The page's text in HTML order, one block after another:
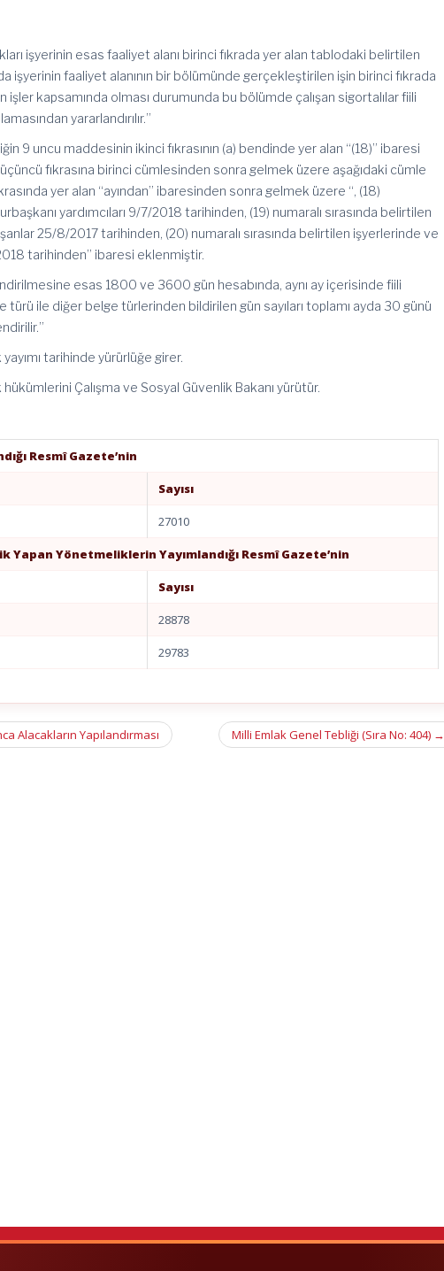
işyerinin esas faaliyet alanı birinci fıkrada yer alan tablodaki belirtilen
işyerinin faaliyet alanının bir bölümünde gerçekleştirilen işin birinci fıkrada
kapsamında olması durumunda bu bölümde çalışan sigortalılar fiili
yararlandırılır.”
9 uncu maddesinin ikinci fıkrasının (a) bendinde yer alan “(18)” ibaresi
fıkrasına birinci cümlesinden sonra gelmek üzere aşağıdaki cümle
yer alan “ayından” ibaresinden sonra gelmek üzere “, (18)
yardımcıları 9/7/2018 tarihinden, (19) numaralı sırasında belirtilen
25/8/2017 tarihinden, (20) numaralı sırasında belirtilen işyerlerinde ve
tarihinden” ibaresi eklenmiştir.
esas 1800 ve 3600 gün hesabında, aynı ay içerisinde fiili
türü ile diğer belge türlerinden bildirilen gün sayıları toplamı ayda 30 günü
tarihinde yürürlüğe girer.
Çalışma ve Sosyal Güvenlik Bakanı yürütür.
Resmî Gazete’nin
Sayısı
27010
Yönetmeliklerin Yayımlandığı Resmî Gazete’nin
Sayısı
28878
29783
Alacakların Yapılandırması Milli Emlak Genel Tebliği (Sıra No: 404) →